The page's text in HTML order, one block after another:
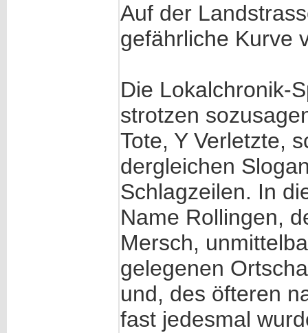
Auf der
gefährliche Kurve
Die Lokalchronik-
strotzen
Tote, Y Verletzte,
dergleichen
Schlagzeilen. In
Name Rollingen,
Mersch,
gelegenen
und, des öfteren
fast jedesmal